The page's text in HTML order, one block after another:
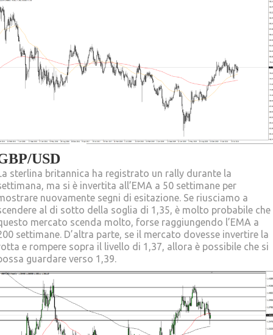
USD
sterlina britannica ha registrato un rally durante la
ma si è invertita all’EMA a 50 settimane per
nuovamente segni di esitazione. Se riusciamo a
al di sotto della soglia di 1,35, è molto probabile che
mercato scenda molto, forse raggiungendo l’EMA a
settimane. D’altra parte, se il mercato dovesse invertire la
e rompere sopra il livello di 1,37, allora è possibile che si
guardare verso 1,39.